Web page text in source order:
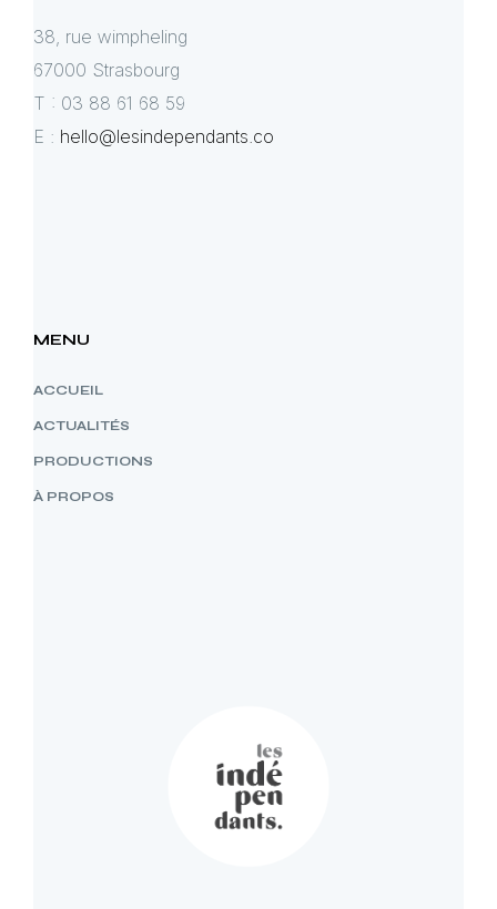
38, rue wimpheling
67000 Strasbourg
T : 03 88 61 68 59
E : hello@lesindependants.co
MENU
ACCUEIL
ACTUALITÉS
PRODUCTIONS
À PROPOS